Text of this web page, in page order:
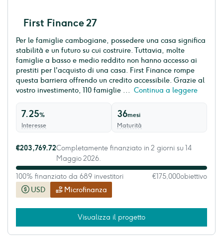
First Finance 27
Per le famiglie cambogiane, possedere una casa significa
stabilità e un futuro su cui costruire. Tuttavia, molte
famiglie a basso e medio reddito non hanno accesso ai
prestiti per l'acquisto di una casa. First Finance rompe
questa barriera offrendo un credito accessibile. Grazie al
vostro investimento, 110 famiglie ... Continua a leggere
7.25%
Interesse
36mesi
Maturità
USD Microfinanza
€203,769.72Completamente finanziato in 2 giorni su 14
Maggio 2026.
100% finanziato da 689 investitori €175,000obiettivo
Visualizza il progetto